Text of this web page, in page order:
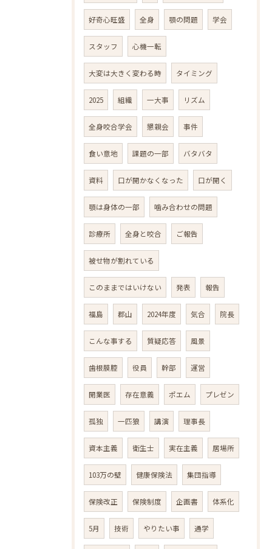
好奇心旺盛 全身 顎の問題 学会
スタッフ 心機一転
大変は大きく変わる時 タイミング
2025 組織 一大事 リズム
全身咬合学会 懇親会 事件
食い意地 課題の一部 バタバタ
資料 口が開かなくなった 口が開く
顎は身体の一部 噛み合わせの問題
診療所 全身と咬合 ご報告
被せ物が割れている
このままではいけない 発表 報告
福島 郡山 2024年度 気合 院長
こんな事する 質疑応答 風景
歯根膜腔 役員 幹部 運営
開業医 存在意義 ポエム プレゼン
孤独 一匹狼 講演 理事長
資本主義 衛生士 実在主義 居場所
103万の壁 健康保険法 集団指導
保険改正 保険制度 企画書 体系化
5月 技術 やりたい事 通学